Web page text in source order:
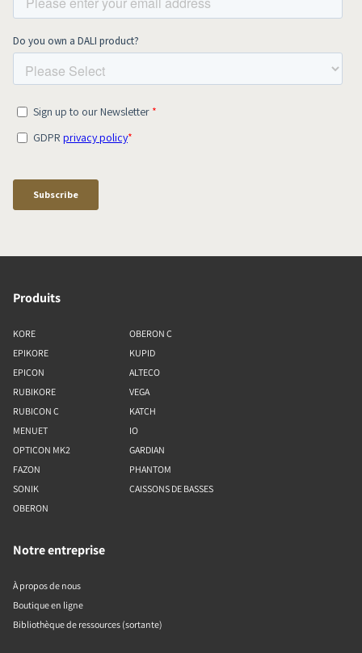
Produits
KORE
EPIKORE
EPICON
RUBIKORE
RUBICON C
MENUET
OPTICON MK2
FAZON
SONIK
OBERON
OBERON C
KUPID
ALTECO
VEGA
KATCH
IO
GARDIAN
PHANTOM
CAISSONS DE BASSES
Notre entreprise
À propos de nous
Boutique en ligne
Bibliothèque de ressources (sortante)